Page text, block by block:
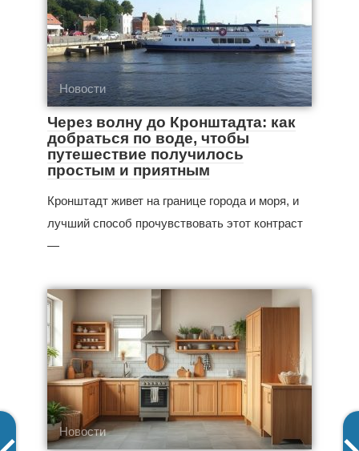
Новости
Через волну до Кронштадта: как
добраться по воде, чтобы
путешествие получилось
простым и приятным
Кронштадт живет на границе города и моря, и
лучший способ прочувствовать этот контраст
—
Новости